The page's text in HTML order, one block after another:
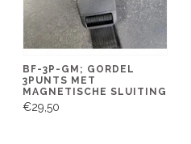
BF-3P-GM; GORDEL
3PUNTS MET
MAGNETISCHE SLUITING
€29,50